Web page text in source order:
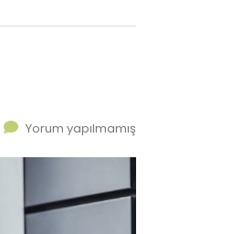
Yorum yapılmamış